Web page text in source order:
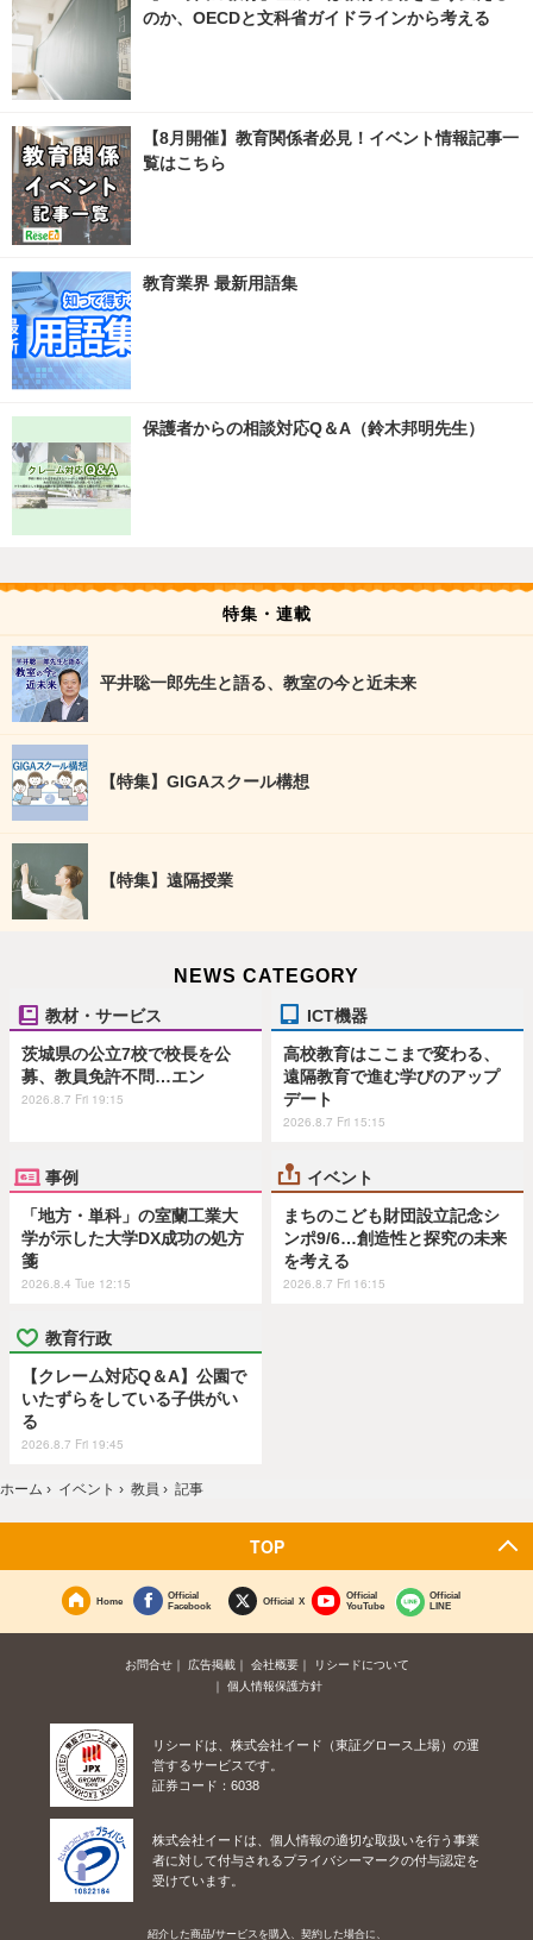
のか、OECDと文科省ガイドラインから考える
【8月開催】教育関係者必見！イベント情報記事一
覧はこちら
教育業界 最新用語集
保護者からの相談対応Q＆A（鈴木邦明先生）
特集・連載
平井聡一郎先生と語る、教室の今と近未来
【特集】GIGAスクール構想
【特集】遠隔授業
NEWS CATEGORY
教材・サービス
茨城県の公立7校で校長を公
募、教員免許不問…エン
2026.8.7 Fri 19:15
ICT機器
高校教育はここまで変わる、
遠隔教育で進む学びのアップ
デート
2026.8.7 Fri 15:15
事例
「地方・単科」の室蘭工業大
学が示した大学DX成功の処方
箋
2026.8.4 Tue 12:15
イベント
まちのこども財団設立記念シ
ンポ9/6…創造性と探究の未来
を考える
2026.8.7 Fri 16:15
教育行政
【クレーム対応Q＆A】公園で
いたずらをしている子供がい
る
2026.8.7 Fri 19:45
ホーム › イベント › 教員 › 記事
TOP
Home
Official
Facebook
Official X
Official
YouTube
Official
LINE
お問合せ 広告掲載 会社概要
リシードについて
個人情報保護方針
リシードは、株式会社イード（東証グロース上場）の運
営するサービスです。
証券コード：6038
株式会社イードは、個人情報の適切な取扱いを行う事業
者に対して付与されるプライバシーマークの付与認定を
受けています。
紹介した商品/サービスを購入、契約した場合に、